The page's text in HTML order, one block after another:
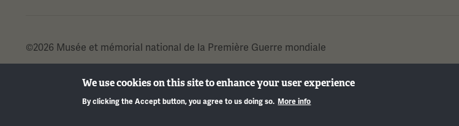
©2026 Musée et mémorial national de la Première Guerre mondiale
We use cookies on this site to enhance your user experience
By clicking the Accept button, you agree to us doing so. More info